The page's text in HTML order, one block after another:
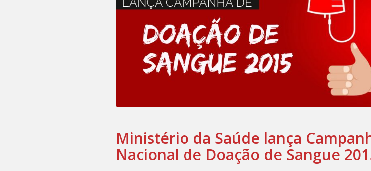
Ministério da Saúde lança
Nacional de Doação de Sangue